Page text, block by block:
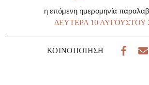
η επόμενη ημερομηνία
ΔΕΥΤΈΡΑ 10 ΑΥΓΟΎΣΤΟΥ
ΚΟΙΝΟΠΟΊΗΣΗ